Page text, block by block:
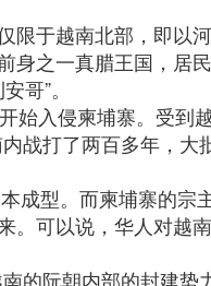
于越南北部，即以
之一真腊王国，居
哥”。
始入侵柬埔寨。受到
战打了两百多年，
型。而柬埔寨的宗
可以说，华人对越
的阮朝内部的封建